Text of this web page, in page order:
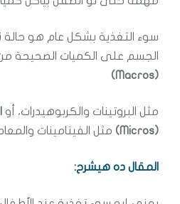
سوء التغذية بشكل عام هو
الجسم على الكميات الصحيحة
(Macros)
مثل البروتينات والكربوهيدرات، أو
(Micros)
مثل الفيتامينات
المقال ده هيشرح: